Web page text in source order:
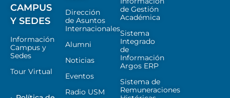
CAMPUS
Y SEDES
Información
Campus y
Sedes
Tour Virtual
Dirección
de Asuntos
Internacionales
Alumni
Noticias
Eventos
Radio USM
de Gestión
Académica
Sistema
Integrado
de
Información
Argos ERP
Sistema de
Remuneraciones